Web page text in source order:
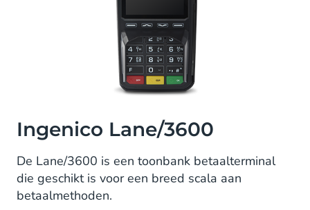
Ingenico Lane/3600
De Lane/3600 is een toonbank betaalterminal
die geschikt is voor een breed scala aan
betaalmethoden.